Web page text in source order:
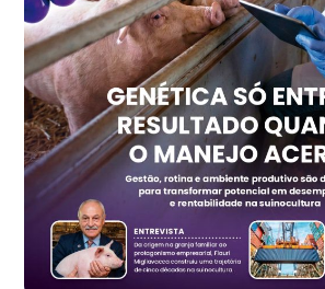
t
Trigo Atacado - Regional
RS
R$ 1.325,22
t
Ovo Vermelho - Regional
Vermelho
R$ 168,86
cx
Ovo Branco - Regional